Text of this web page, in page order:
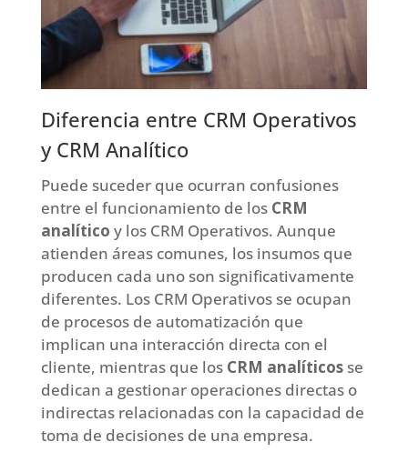
Diferencia entre CRM Operativos
y CRM Analítico
Puede suceder que ocurran confusiones
entre el funcionamiento de los CRM
analítico y los CRM Operativos. Aunque
atienden áreas comunes, los insumos que
producen cada uno son significativamente
diferentes. Los CRM Operativos se ocupan
de procesos de automatización que
implican una interacción directa con el
cliente, mientras que los CRM analíticosse
dedican a gestionar operaciones directas o
indirectas relacionadas con la capacidad de
toma de decisiones de una empresa.